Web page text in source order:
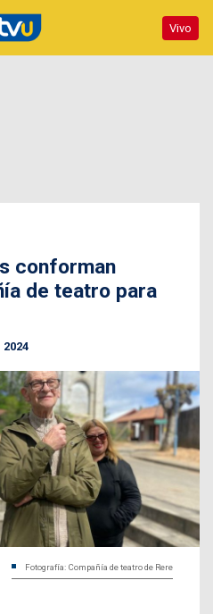
Vivo
conforman
de teatro para
Fotografía: Compañía de teatro de Rere